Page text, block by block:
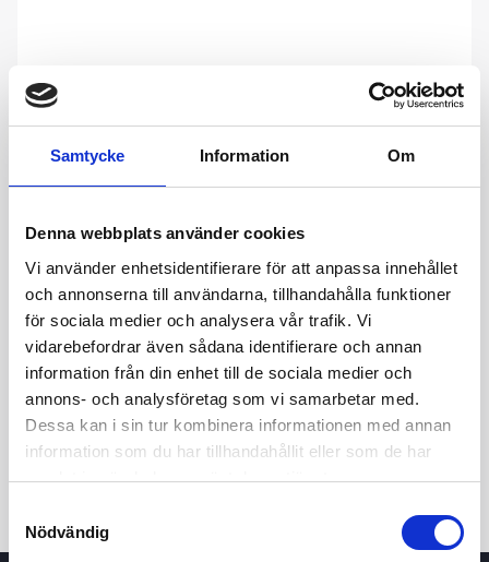
Samtycke Information Om
Denna webbplats använder cookies
Vi använder enhetsidentifierare för att anpassa innehållet
och annonserna till användarna, tillhandahålla funktioner
för sociala medier och analysera vår trafik. Vi
vidarebefordrar även sådana identifierare och annan
information från din enhet till de sociala medier och
annons- och analysföretag som vi samarbetar med.
Dessa kan i sin tur kombinera informationen med annan
information som du har tillhandahållit eller som de har
samlat in när du har använt deras tjänster.
Nödvändig
24t 7d 1m 3m 1å 5å
Köp / Sälj